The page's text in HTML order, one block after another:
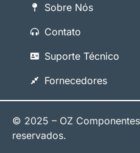
Sobre Nós
Contato
Suporte Técnico
Fornecedores
© 2025 – OZ
reservados.